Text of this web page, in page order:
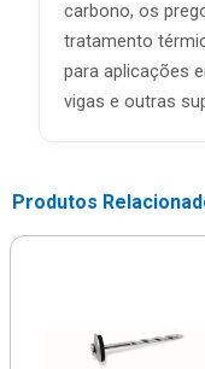
carbono, os
tratamento
para aplicações
vigas e outras
Produtos